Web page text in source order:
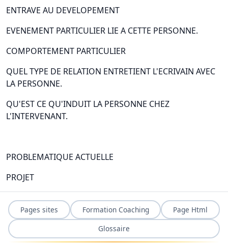
ENTRAVE AU DEVELOPEMENT
EVENEMENT PARTICULIER LIE A CETTE PERSONNE.
COMPORTEMENT PARTICULIER
QUEL TYPE DE RELATION ENTRETIENT L'ECRIVAIN AVEC
LA PERSONNE.
QU'EST CE QU'INDUIT LA PERSONNE CHEZ
L'INTERVENANT.
PROBLEMATIQUE ACTUELLE
PROJET
Pages sites Formation Coaching
Page Html
Glossaire